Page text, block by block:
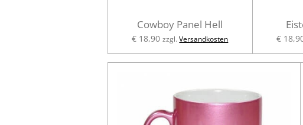
Cowboy Panel Hell
€ 18,90 zzgl.Versandkosten €